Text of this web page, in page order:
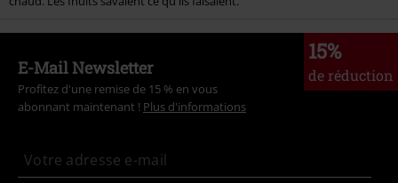
15%
de réduction
E-Mail Newsletter
Profitez d'une remise de 15 % en vous
abonnant maintenant ! Plus d'informations